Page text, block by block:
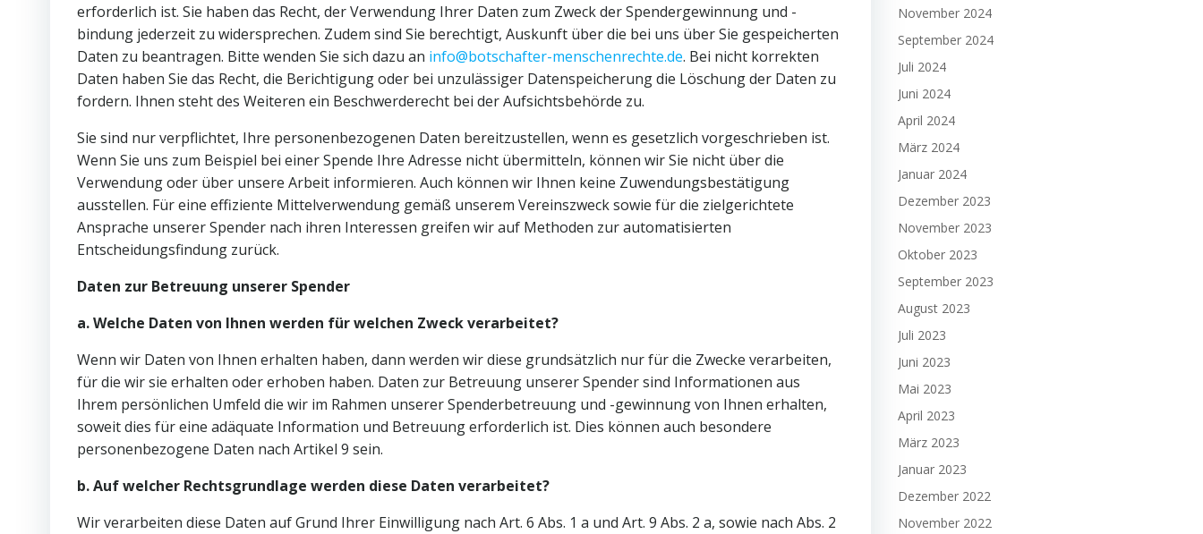
erforderlich ist. Sie haben das Recht, der Verwendung Ihrer Daten zum Zweck der Spendergewinnung und -
bindung jederzeit zu widersprechen. Zudem sind Sie berechtigt, Auskunft über die bei uns über Sie gespeicherten
Daten zu beantragen. Bitte wenden Sie sich dazu an info@botschafter-menschenrechte.de. Bei nicht korrekten
Daten haben Sie das Recht, die Berichtigung oder bei unzulässiger Datenspeicherung die Löschung der Daten zu
fordern. Ihnen steht des Weiteren ein Beschwerderecht bei der Aufsichtsbehörde zu.
Sie sind nur verpflichtet, Ihre personenbezogenen Daten bereitzustellen, wenn es gesetzlich vorgeschrieben ist.
Wenn Sie uns zum Beispiel bei einer Spende Ihre Adresse nicht übermitteln, können wir Sie nicht über die
Verwendung oder über unsere Arbeit informieren. Auch können wir Ihnen keine Zuwendungsbestätigung
ausstellen. Für eine effiziente Mittelverwendung gemäß unserem Vereinszweck sowie für die zielgerichtete
Ansprache unserer Spender nach ihren Interessen greifen wir auf Methoden zur automatisierten
Entscheidungsfindung zurück.
Daten zur Betreuung unserer Spender
a. Welche Daten von Ihnen werden für welchen Zweck verarbeitet?
Wenn wir Daten von Ihnen erhalten haben, dann werden wir diese grundsätzlich nur für die Zwecke verarbeiten,
für die wir sie erhalten oder erhoben haben. Daten zur Betreuung unserer Spender sind Informationen aus
Ihrem persönlichen Umfeld die wir im Rahmen unserer Spenderbetreuung und -gewinnung von Ihnen erhalten,
soweit dies für eine adäquate Information und Betreuung erforderlich ist. Dies können auch besondere
personenbezogene Daten nach Artikel 9 sein.
b. Auf welcher Rechtsgrundlage werden diese Daten verarbeitet?
Wir verarbeiten diese Daten auf Grund Ihrer Einwilligung nach Art. 6 Abs. 1 a und Art. 9 Abs. 2 a, sowie nach Abs. 2
November 2024
September 2024
Juli 2024
Juni 2024
April 2024
März 2024
Januar 2024
Dezember 2023
November 2023
Oktober 2023
September 2023
August 2023
Juli 2023
Juni 2023
Mai 2023
April 2023
März 2023
Januar 2023
Dezember 2022
November 2022